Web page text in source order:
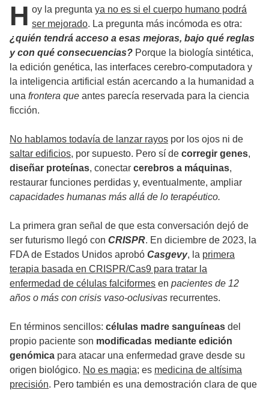
H oy la pregunta ya no es si el cuerpo humano podrá
ser mejorado. La pregunta más incómoda es otra:
¿quién tendrá acceso a esas mejoras, bajo qué reglas
y con qué consecuencias? Porque la biología sintética,
la edición genética, las interfaces cerebro-computadora y
la inteligencia artificial están acercando a la humanidad a
una frontera que antes parecía reservada para la ciencia
ficción.
No hablamos todavía de lanzar rayos por los ojos ni de
saltar edificios, por supuesto. Pero sí de corregir genes,
diseñar proteínas, conectar cerebros a máquinas,
restaurar funciones perdidas y, eventualmente, ampliar
capacidades humanas más allá de lo terapéutico.
La primera gran señal de que esta conversación dejó de
ser futurismo llegó con CRISPR. En diciembre de 2023, la
FDA de Estados Unidos aprobó Casgevy, la primera
terapia basada en CRISPR/Cas9 para tratar la
enfermedad de células falciformes en pacientes de 12
años o más con crisis vaso-oclusivas recurrentes.
En términos sencillos: células madre sanguíneas del
propio paciente son modificadas mediante edición
genómica para atacar una enfermedad grave desde su
origen biológico. No es magia; es medicina de altísima
precisión. Pero también es una demostración clara de que